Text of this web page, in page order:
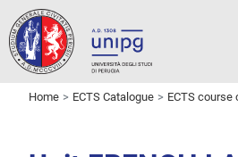
Home ECTS Catalogue ECTS